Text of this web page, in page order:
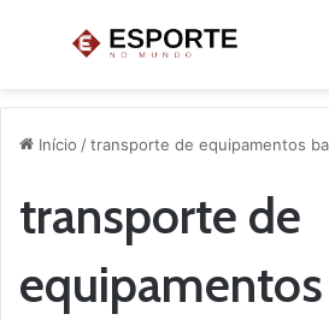
Menu
Início /transporte de equipamentos
transporte de
equipamentos